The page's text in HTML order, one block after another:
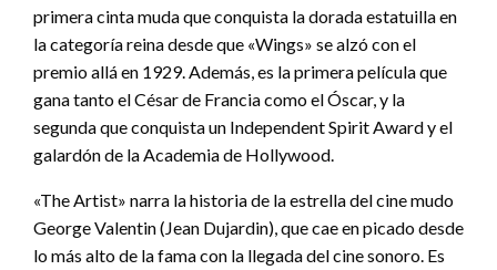
primera cinta muda que conquista la dorada estatuilla en
la categoría reina desde que «Wings» se alzó con el
premio allá en 1929. Además, es la primera película que
gana tanto el César de Francia como el Óscar, y la
segunda que conquista un Independent Spirit Award y el
galardón de la Academia de Hollywood.
«The Artist» narra la historia de la estrella del cine mudo
George Valentin (Jean Dujardin), que cae en picado desde
lo más alto de la fama con la llegada del cine sonoro. Es